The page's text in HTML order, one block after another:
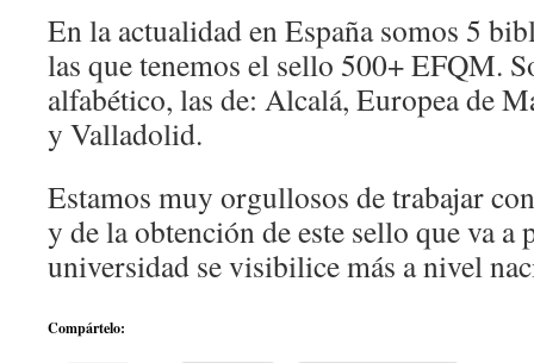
En la actualidad en España somos 5
las que tenemos el sello 500+ EFQM.
alfabético, las de: Alcalá, Europea de
y Valladolid.
Estamos muy orgullosos de trabajar
y de la obtención de este sello que va
universidad se visibilice más a nivel
Compártelo: